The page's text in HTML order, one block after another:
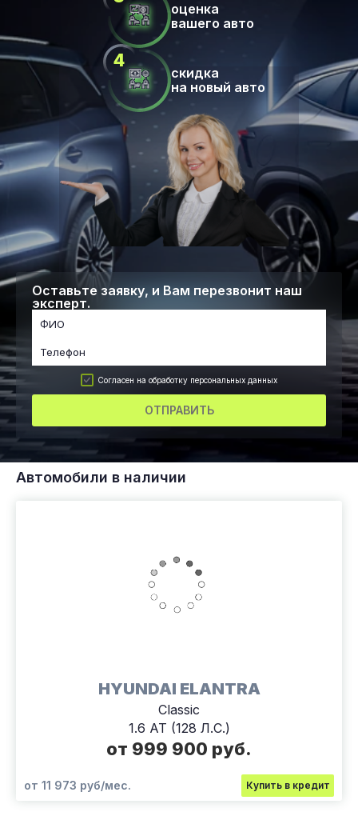
Оставьте заявку, и Вам перезвонит наш
эксперт.
Согласен на обработку персональных данных
ОТПРАВИТЬ
оценка
вашего авто
скидка
на новый авто
Автомобили в наличии
HYUNDAI ELANTRA
Classic
1.6 AT (128 Л.С.)
от 999 900 руб.
от 11 973 руб/мес. Купить в кредит